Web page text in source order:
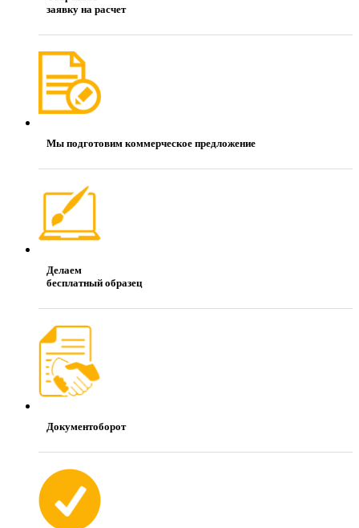
заявку на расчет
Мы подготовим коммерческое предложение
Делаем
бесплатный образец
Документоборот